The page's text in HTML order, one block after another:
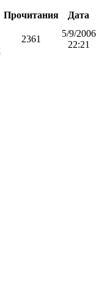
Прочитания
Дата
2361
5/9/2006
22:21